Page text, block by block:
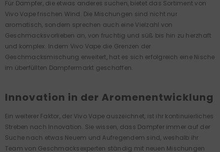
Für Dampfer, die etwas anderes suchen, bietet das Sortiment von
Vivo Vape frischen Wind. Die Mischungen sind nicht nur
aromatisch, sondern sprechen auch eine Vielzahl von
Geschmacksvorlieben an, von fruchtig und süß bis hin zu herzhaft
und komplex. Indem Vivo Vape die Grenzen der
Geschmacksmischung erweitert, hat es sich erfolgreich eine Nische
im überfüllten Dampfermarkt geschaffen.
Innovation in der Aromenentwicklung
Ein weiterer Faktor, der Vivo Vape auszeichnet, ist ihr kontinuierliches
Streben nach Innovation. Sie wissen, dass Dampfer immer auf der
Suche nach etwas Neuem und Aufregendem sind, weshalb ihr
Team von Geschmacksexperten ständig mit neuen Mischungen